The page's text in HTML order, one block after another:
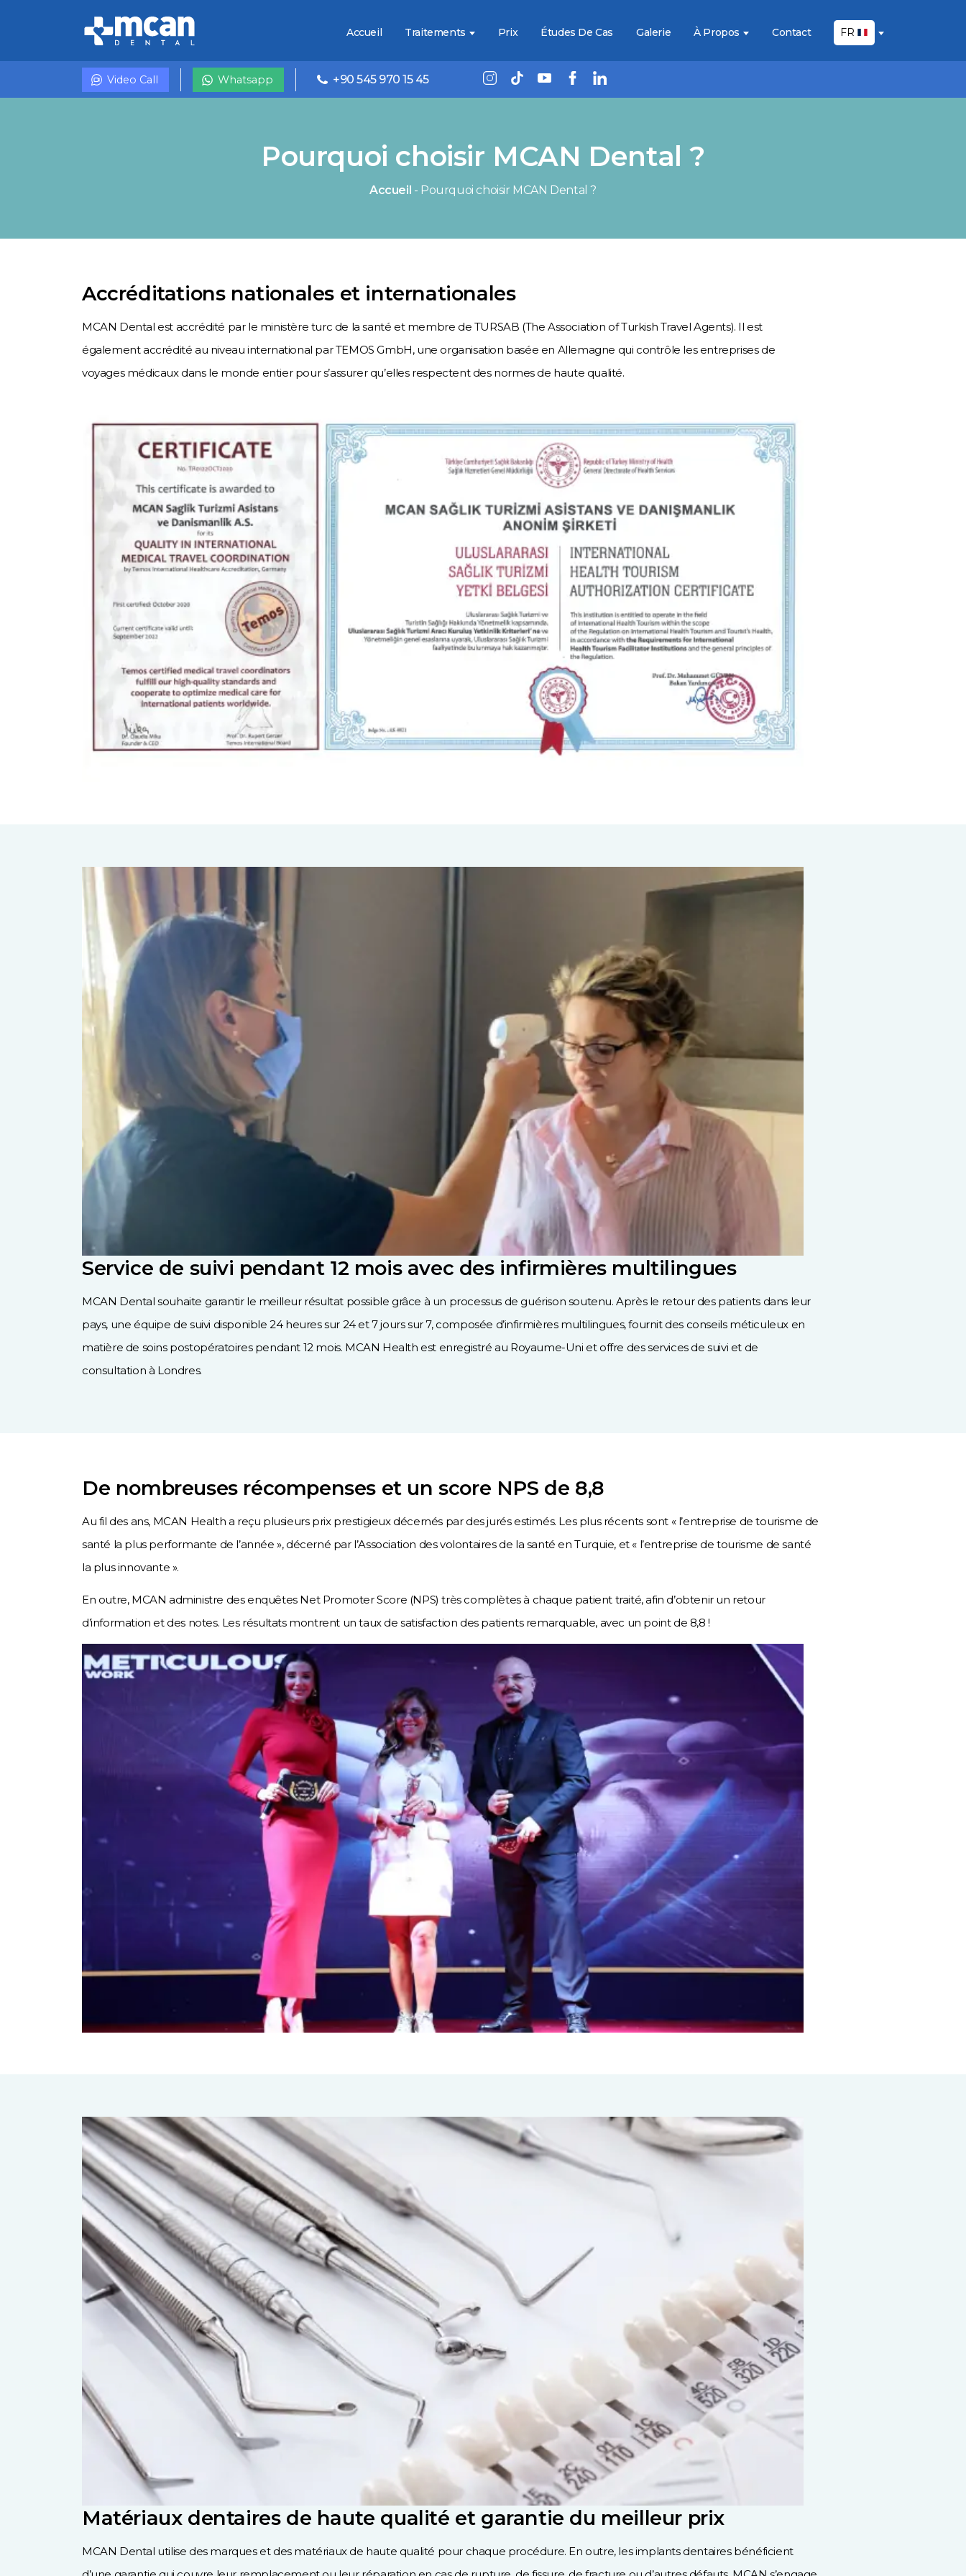
Accueil Traitements Prix Études De Cas Galerie À Propos Contact FR
Video Call Whatsapp +90 545 970 15 45
Pourquoi choisir MCAN Dental ?
Accueil - Pourquoi choisir MCAN Dental ?
Accréditations nationales et internationales
MCAN Dental est accrédité par le ministère turc de la santé et membre de TURSAB (The Association of Turkish Travel Agents). Il est
également accrédité au niveau international par TEMOS GmbH, une organisation basée en Allemagne qui contrôle les entreprises de
voyages médicaux dans le monde entier pour s’assurer qu’elles respectent des normes de haute qualité.
Service de suivi pendant 12 mois avec des infirmières multilingues
MCAN Dental souhaite garantir le meilleur résultat possible grâce à un processus de guérison soutenu. Après le retour des patients dans leur
pays, une équipe de suivi disponible 24 heures sur 24 et 7 jours sur 7, composée d’infirmières multilingues, fournit des conseils méticuleux en
matière de soins postopératoires pendant 12 mois. MCAN Health est enregistré au Royaume-Uni et offre des services de suivi et de
consultation à Londres.
De nombreuses récompenses et un score NPS de 8,8
Au fil des ans, MCAN Health a reçu plusieurs prix prestigieux décernés par des jurés estimés. Les plus récents sont « l’entreprise de tourisme de
santé la plus performante de l’année », décerné par l’Association des volontaires de la santé en Turquie, et « l’entreprise de tourisme de santé
la plus innovante ».
En outre, MCAN administre des enquêtes Net Promoter Score (NPS) très complètes à chaque patient traité, afin d’obtenir un retour
d’information et des notes. Les résultats montrent un taux de satisfaction des patients remarquable, avec un point de 8,8 !
Matériaux dentaires de haute qualité et garantie du meilleur prix
MCAN Dental utilise des marques et des matériaux de haute qualité pour chaque procédure. En outre, les implants dentaires bénéficient